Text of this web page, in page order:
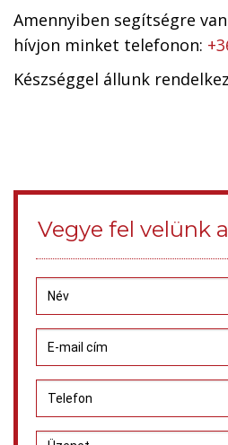
Amennyiben segítségre
hívjon minket telefonon:
Készséggel állunk
Vegye fel velünk